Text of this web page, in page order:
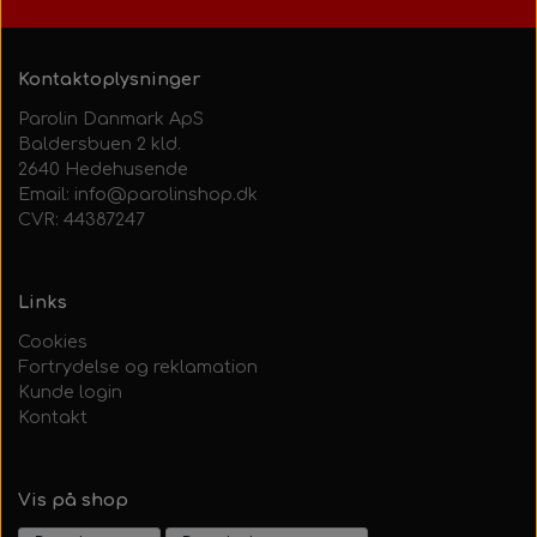
Kontaktoplysninger
Parolin Danmark ApS
Baldersbuen 2 kld.
2640 Hedehusende
Email: info@parolinshop.dk
CVR: 44387247
Links
Cookies
Fortrydelse og reklamation
Kunde login
Kontakt
Vis på shop